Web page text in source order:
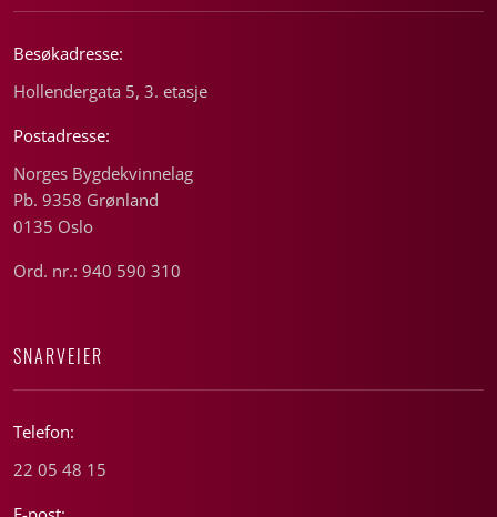
Besøkadresse:
Hollendergata 5, 3. etasje
Postadresse:
Norges Bygdekvinnelag
Pb. 9358 Grønland
0135 Oslo
Ord. nr.: 940 590 310
SNARVEIER
Telefon:
22 05 48 15